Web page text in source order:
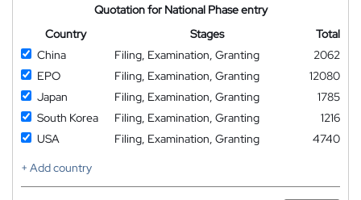
Quotation for National Phase entry
Country
Stages
Total
China
Filing, Examination, Granting
2062
EPO
Filing, Examination, Granting
12080
Japan
Filing, Examination, Granting
1785
South Korea
Filing, Examination, Granting
1216
USA
Filing, Examination, Granting
4740
+ Add country